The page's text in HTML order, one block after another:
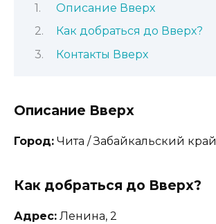
Описание Вверх
Как добраться до Вверх?
Контакты Вверх
Описание Вверх
Город: Чита / Забайкальский край
Как добраться до Вверх?
Адрес: Ленина, 2